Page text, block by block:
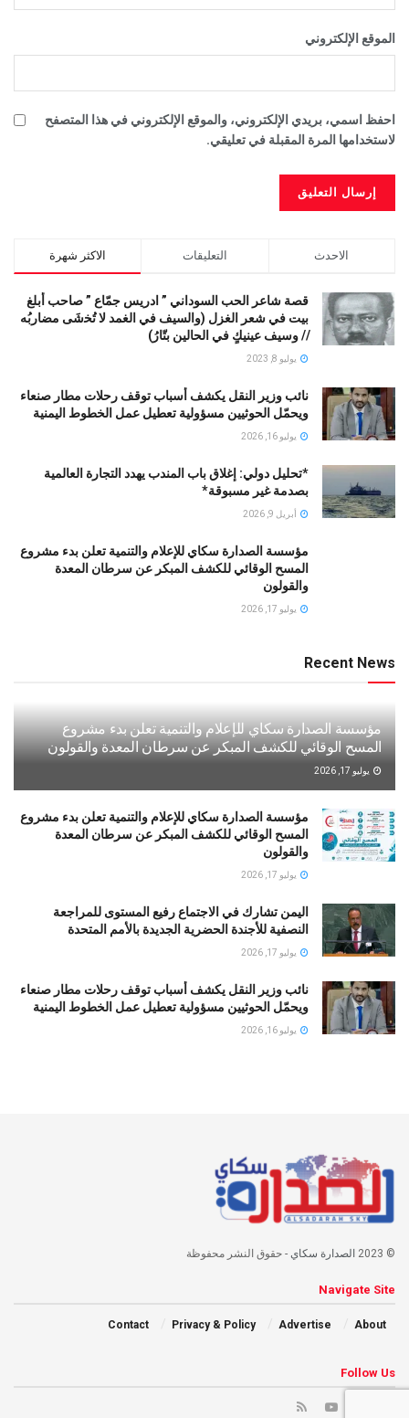
الموقع الإلكتروني
احفظ اسمي، بريدي الإلكتروني، والموقع الإلكتروني في هذا المتصفح
لاستخدامها المرة المقبلة في تعليقي.
الاكثر شهرة التعليقات الاحدث
قصة شاعر الحب السوداني ” ادريس جمّاع ” صاحب أبلغ
بيت في شعر الغزل (وﺍﻟﺴﻴﻒ ﻓﻲ الغمد ﻻ ﺗُﺨشَى مضاربُه
// ﻭﺳﻴﻒ ﻋﻴﻨﻴﻚٍ ﻓﻲ ﺍﻟﺤﺎﻟﻴﻦ ﺑﺘّﺎﺭُ)
يوليو 8, 2023
نائب وزير النقل يكشف أسباب توقف رحلات مطار صنعاء
ويحمّل الحوثيين مسؤولية تعطيل عمل الخطوط اليمنية
يوليو 16, 2026
*تحليل دولي: إغلاق باب المندب يهدد التجارة العالمية
بصدمة غير مسبوقة*
أبريل 9, 2026
مؤسسة الصدارة سكاي للإعلام والتنمية تعلن بدء مشروع
المسح الوقائي للكشف المبكر عن سرطان المعدة
والقولون
يوليو 17, 2026
Recent News
مؤسسة الصدارة سكاي للإعلام والتنمية تعلن بدء مشروع
المسح الوقائي للكشف المبكر عن سرطان المعدة والقولون
يوليو 17, 2026
مؤسسة الصدارة سكاي للإعلام والتنمية تعلن بدء مشروع
المسح الوقائي للكشف المبكر عن سرطان المعدة
والقولون
يوليو 17, 2026
اليمن تشارك في الاجتماع رفيع المستوى للمراجعة
النصفية للأجندة الحضرية الجديدة بالأمم المتحدة
يوليو 17, 2026
نائب وزير النقل يكشف أسباب توقف رحلات مطار صنعاء
ويحمّل الحوثيين مسؤولية تعطيل عمل الخطوط اليمنية
يوليو 16, 2026
© 2023 الصدارة سكاي - حقوق النشر محفوظة
Navigate Site
About
Advertise
Privacy & Policy
Contact
Follow Us